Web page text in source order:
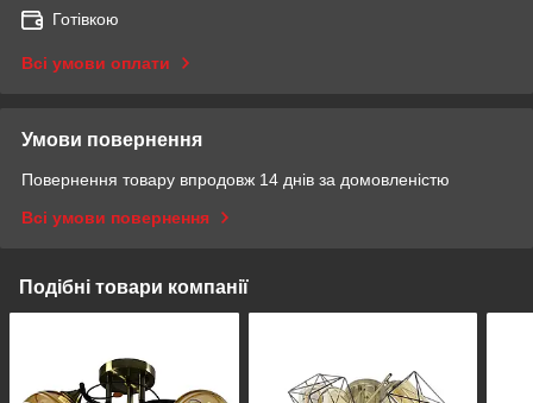
Готівкою
Всі умови оплати
Умови повернення
Повернення товару впродовж 14 днів за домовленістю
Всі умови повернення
Подібні товари компанії